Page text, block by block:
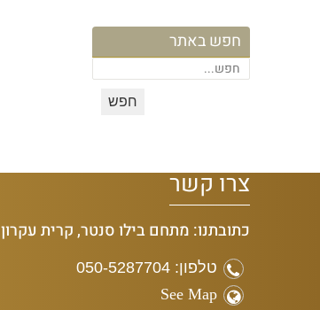
חפש באתר
צרו קשר
כתובתנו: מתחם בילו סנטר, קרית עקרון
טלפון: 050-5287704
See Map